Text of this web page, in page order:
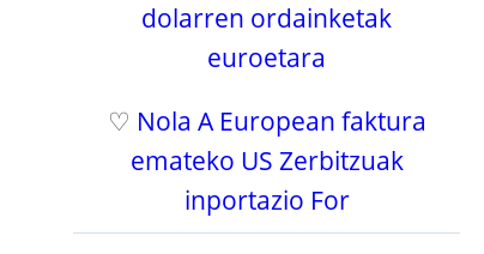
dolarren ordainketak
euroetara
♡ Nola A European faktura
emateko US Zerbitzuak
inportazio For